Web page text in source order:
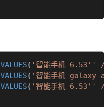
VALUES ( '智能手机 6.53'' /
VALUES ( '智能手机 galaxy
VALUES ( '智能手机 6.53'' /